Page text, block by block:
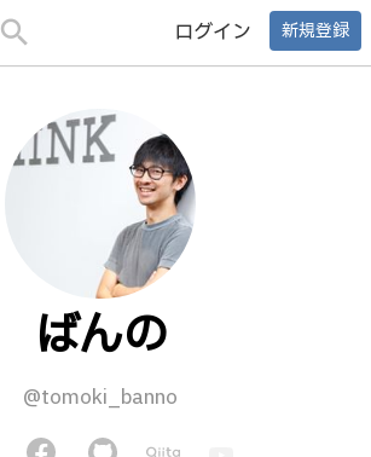
search ログイン 新規登録
ばんの
@tomoki_banno